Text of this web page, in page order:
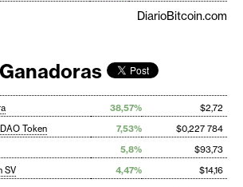
DiarioBitcoin.com
38,57%
$2,72
Token 7,53%
$0,227 784
5,8%
$93,73
SV 4,47%
$14,16